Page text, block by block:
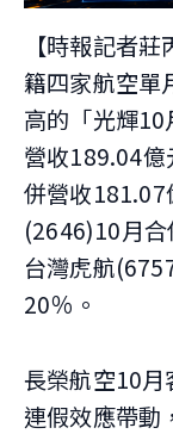
【時報記者
籍四家航空單
高的「光輝
營收189.04
併營收181.07
(2646)10月合
台灣虎航
20％。
長榮航空10
連假效應帶動